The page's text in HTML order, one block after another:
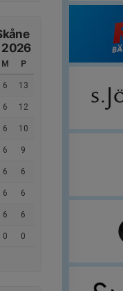
2026
M P
6 13
6 12
6 10
6 9
6 6
6 6
6 6
0 0